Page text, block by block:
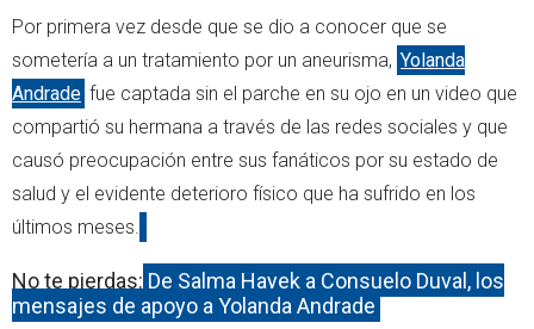
Por primera vez desde que se dio a conocer que se
sometería a un tratamiento por un aneurisma, Yolanda
Andrade fue captada sin el parche en su ojo en un video que
compartió su hermana a través de las redes sociales y que
causó preocupación entre sus fanáticos por su estado de
salud y el evidente deterioro físico que ha sufrido en los
últimos meses.
No te pierdas: De Salma Hayek a Consuelo Duval, los
mensajes de apoyo a Yolanda Andrade